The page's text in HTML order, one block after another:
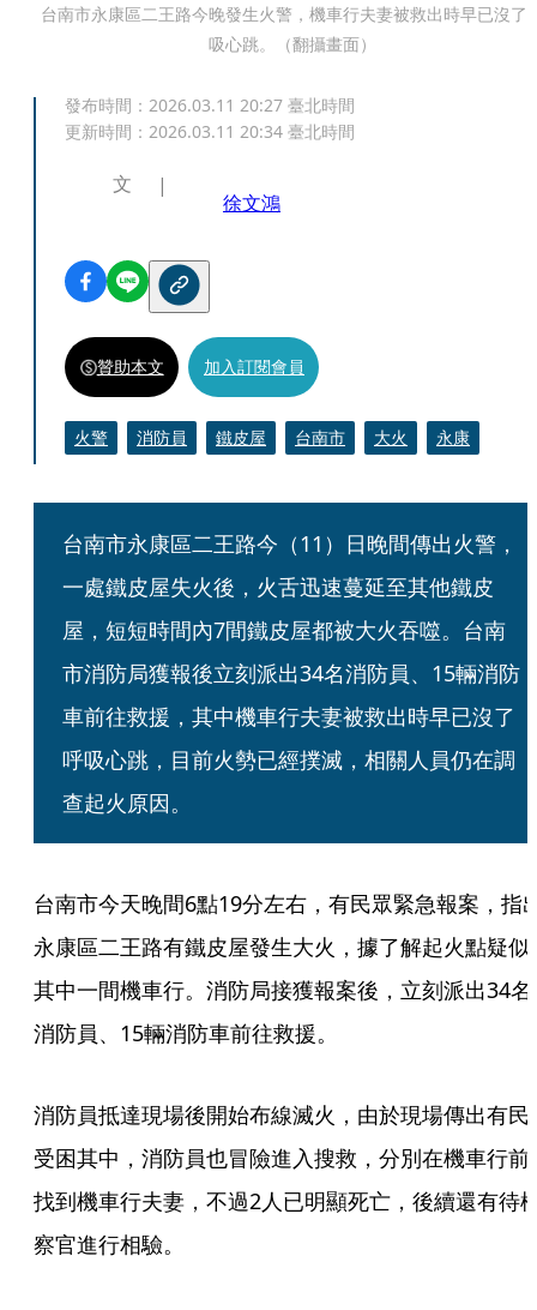
台南市永康區二王路今晚發生火警，機車行夫妻被救出時早已沒了
吸心跳。（翻攝畫面）
發布時間： 2026.03.11 20:27 臺北時間
更新時間： 2026.03.11 20:34 臺北時間
文
徐文鴻
贊助本文 加入訂閱會員
火警 消防員 鐵皮屋 台南市 大火 永康
台南市永康區二王路今（11）日晚間傳出火警，
一處鐵皮屋失火後，火舌迅速蔓延至其他鐵皮
屋，短短時間內7間鐵皮屋都被大火吞噬。台南
市消防局獲報後立刻派出34名消防員、15輛消防
車前往救援，其中機車行夫妻被救出時早已沒了
呼吸心跳，目前火勢已經撲滅，相關人員仍在調
查起火原因。
台南市今天晚間6點19分左右，有民眾緊急報案，指
永康區二王路有鐵皮屋發生大火，據了解起火點疑似
其中一間機車行。消防局接獲報案後，立刻派出34名
消防員、15輛消防車前往救援。
消防員抵達現場後開始布線滅火，由於現場傳出有民
受困其中，消防員也冒險進入搜救，分別在機車行前
找到機車行夫妻，不過2人已明顯死亡，後續還有待
察官進行相驗。